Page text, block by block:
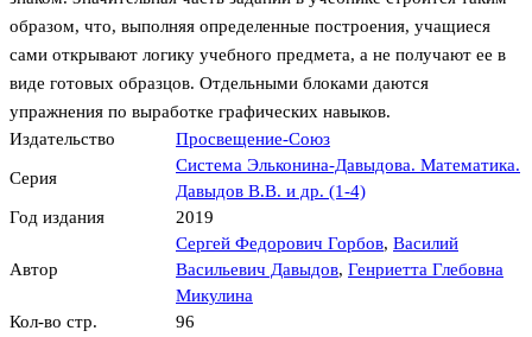
образом, что, выполняя определенные построения, учащиеся
сами открывают логику учебного предмета, а не получают ее в
виде готовых образцов. Отдельными блоками даются
упражнения по выработке графических навыков.
Издательство
Просвещение-Союз
Серия
Система Эльконина-Давыдова. Математика.
Давыдов В.В. и др. (1-4)
Год издания
2019
Автор
Сергей Федорович Горбов, Василий
Васильевич Давыдов, Генриетта Глебовна
Микулина
Кол-во стр.
96